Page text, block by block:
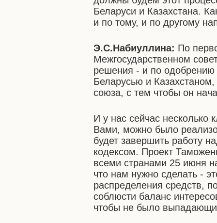
Беларуси и Казахстана.
и по тому, и по другому
Э.С.Набиуллина: По
Межгосударственном
решения - и по одобрению
Беларусью и
союза, с тем чтобы он
И у нас сейчас несколько
Вами, можно было
будет завершить работу
кодексом. Проект
всеми странами 25 июня
что нам нужно сделать -
распределения средств,
соблюсти баланс
чтобы не было